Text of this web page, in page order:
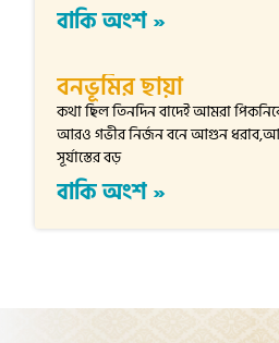
বাকি অংশ »
বনভূমির ছায়া
কথা ছিল তিনদিন বাদেই আমরা
আরও গভীর নির্জন বনে আগুন
সূর্যাস্তের বড়
বাকি অংশ »